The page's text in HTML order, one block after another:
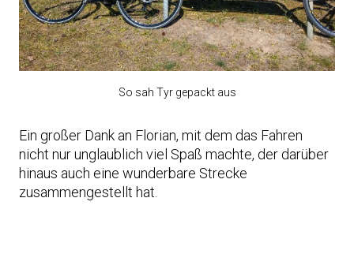
So sah Tyr gepackt aus
Ein großer Dank an Florian, mit dem das Fahren
nicht nur unglaublich viel Spaß machte, der darüber
hinaus auch eine wunderbare Strecke
zusammengestellt hat.